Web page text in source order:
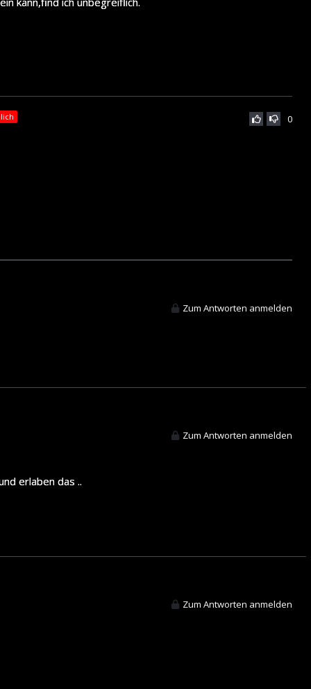
0
Zum Antworten anmelden
Zum Antworten anmelden
erlaben das ..
Zum Antworten anmelden